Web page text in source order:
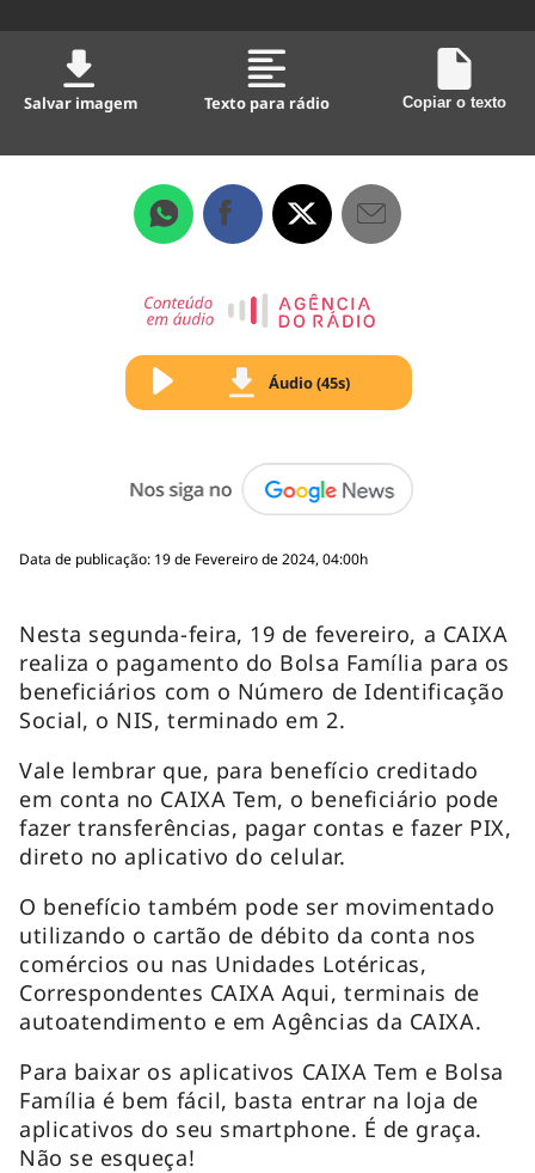
Salvar imagem Texto para rádio Copiar o texto
Áudio (45s)
Data de publicação: 19 de Fevereiro de 2024, 04:00h
Nesta segunda-feira, 19 de fevereiro, a CAIXA
realiza o pagamento do Bolsa Família para os
beneficiários com o Número de Identificação
Social, o NIS, terminado em 2.
Vale lembrar que, para benefício creditado
em conta no CAIXA Tem, o beneficiário pode
fazer transferências, pagar contas e fazer PIX,
direto no aplicativo do celular.
O benefício também pode ser movimentado
utilizando o cartão de débito da conta nos
comércios ou nas Unidades Lotéricas,
Correspondentes CAIXA Aqui, terminais de
autoatendimento e em Agências da CAIXA.
Para baixar os aplicativos CAIXA Tem e Bolsa
Família é bem fácil, basta entrar na loja de
aplicativos do seu smartphone. É de graça.
Não se esqueça!